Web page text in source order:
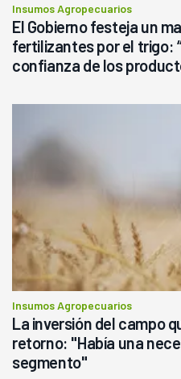
Insumos Agropecuarios
El Gobierno festeja un
fertilizantes por el trigo:
confianza de los
Insumos Agropecuarios
La inversión del campo
retorno: "Había una
segmento"